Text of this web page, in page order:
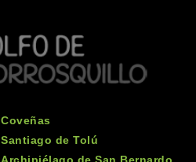
Coveñas
Santiago de Tolú
Archipiélago de San Bernardo